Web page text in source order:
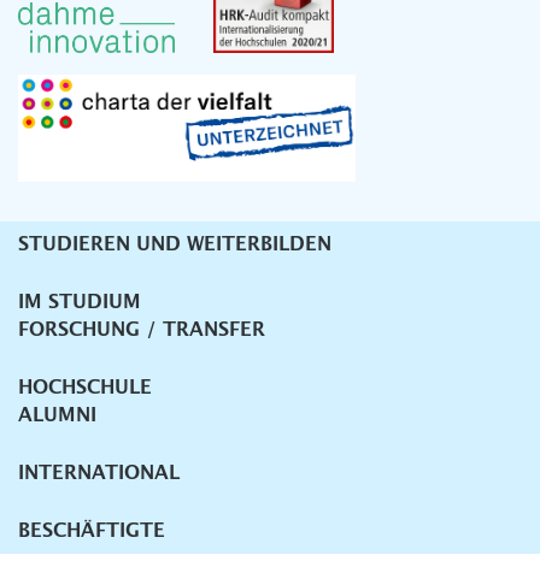
Unternavigation
STUDIEREN UND WEITERBILDEN
IM STUDIUM
FORSCHUNG / TRANSFER
HOCHSCHULE
ALUMNI
INTERNATIONAL
BESCHÄFTIGTE